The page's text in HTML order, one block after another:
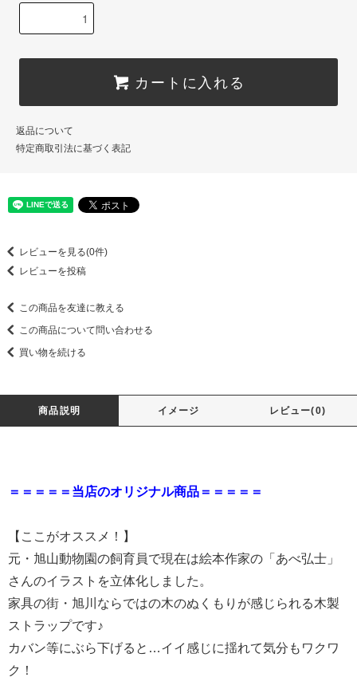
カートに入れる
返品について
特定商取引法に基づく表記
レビューを見る(0件)
レビューを投稿
この商品を友達に教える
この商品について問い合わせる
買い物を続ける
商品説明 イメージ レビュー(0)
＝＝＝＝＝当店のオリジナル商品＝＝＝＝＝
【ここがオススメ！】
元・旭山動物園の飼育員で現在は絵本作家の「あべ弘士」
さんのイラストを立体化しました。
家具の街・旭川ならではの木のぬくもりが感じられる木製
ストラップです♪
カバン等にぶら下げると…イイ感じに揺れて気分もワクワ
ク！